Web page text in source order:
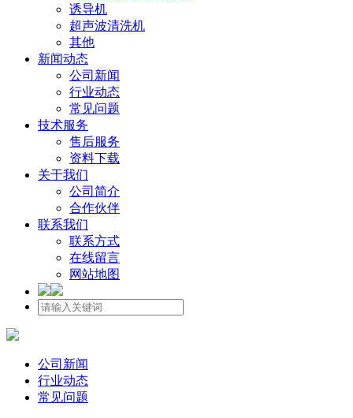
诱导机
超声波清洗机
其他
新闻动态
公司新闻
行业动态
常见问题
技术服务
售后服务
资料下载
关于我们
公司简介
合作伙伴
联系我们
联系方式
在线留言
网站地图
公司新闻
行业动态
常见问题